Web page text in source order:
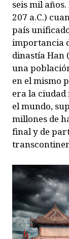
seis mil
207 a.C.)
país
importancia
dinastía Han
una
en el mismo
era la ciudad
el mundo,
millones de
final y de